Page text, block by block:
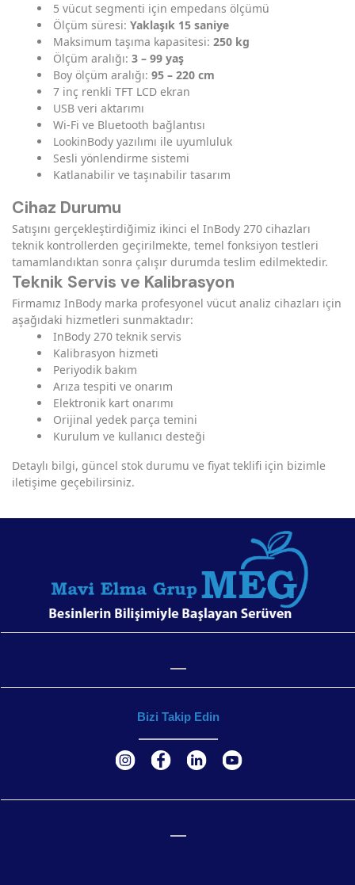
5 vücut segmenti için empedans ölçümü
Ölçüm süresi: Yaklaşık 15 saniye
Maksimum taşıma kapasitesi: 250 kg
Ölçüm aralığı: 3 – 99 yaş
Boy ölçüm aralığı: 95 – 220 cm
7 inç renkli TFT LCD ekran
USB veri aktarımı
Wi-Fi ve Bluetooth bağlantısı
LookinBody yazılımı ile uyumluluk
Sesli yönlendirme sistemi
Katlanabilir ve taşınabilir tasarım
Cihaz Durumu
Satışını gerçekleştirdiğimiz ikinci el InBody 270 cihazları
teknik kontrollerden geçirilmekte, temel fonksiyon testleri
tamamlandıktan sonra çalışır durumda teslim edilmektedir.
Teknik Servis ve Kalibrasyon
Firmamız InBody marka profesyonel vücut analiz cihazları için
aşağıdaki hizmetleri sunmaktadır:
InBody 270 teknik servis
Kalibrasyon hizmeti
Periyodik bakım
Arıza tespiti ve onarım
Elektronik kart onarımı
Orijinal yedek parça temini
Kurulum ve kullanıcı desteği
Detaylı bilgi, güncel stok durumu ve fiyat teklifi için bizimle
iletişime geçebilirsiniz.
Bizi Takip Edin